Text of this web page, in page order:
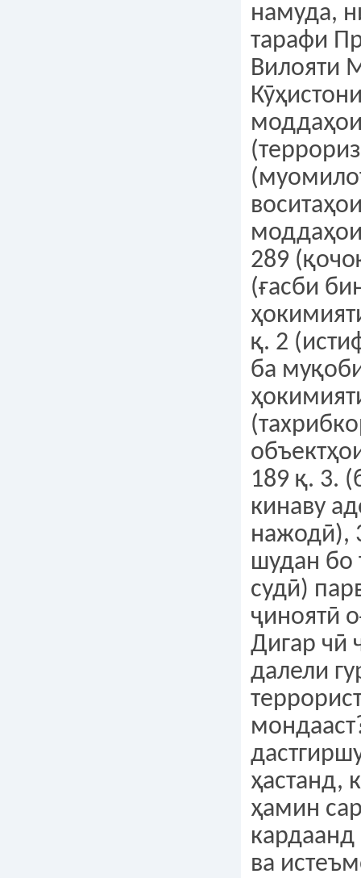
намуда,
тарафи
Вилояти
289
(ғасби
қ. 2
ба
189 қ. 3.
кинаву
нажодӣ),
шудан бо
судӣ)
ҷиноятӣ
Дигар чӣ
далели
ҳастанд,
ҳамин
кардаанд
ва